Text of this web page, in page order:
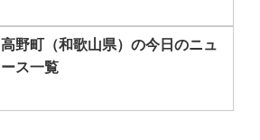
高野町（和歌山県）の今日のニュ
ース一覧